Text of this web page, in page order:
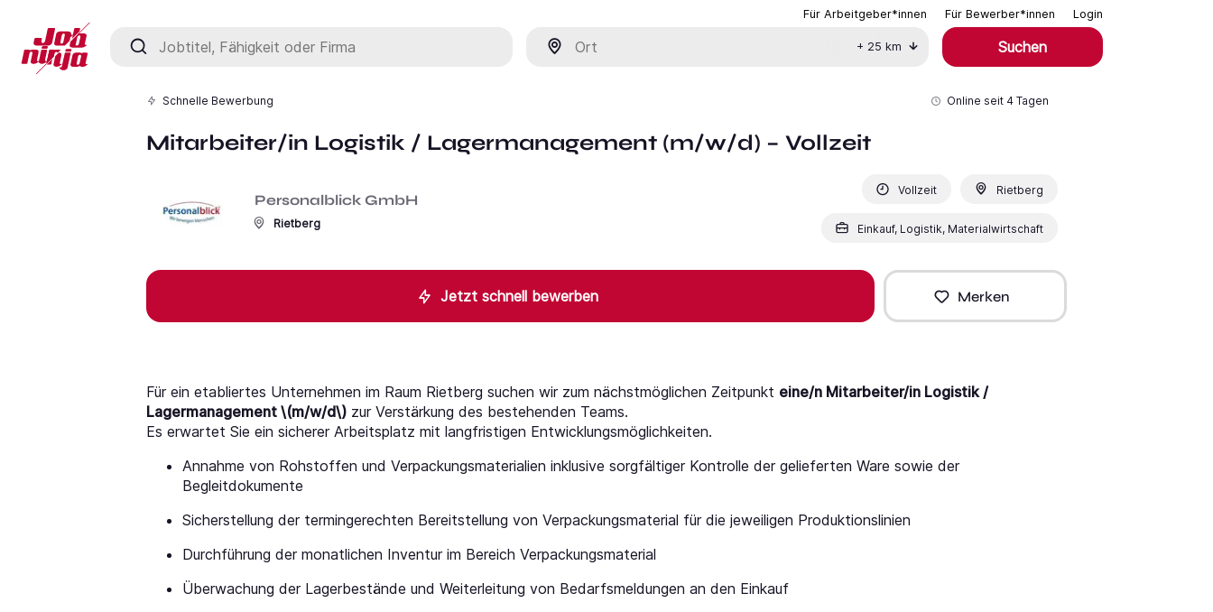
Für Arbeitgeber*innen Für Bewerber*innen Login
Jobtitel, Fähigkeit oder Firma
+ 25 km Suchen
Schnelle Bewerbung Online seit 4 Tagen
Mitarbeiter/in Logistik / Lagermanagement (m/w/d) – Vollzeit
Personalblick GmbH
Rietberg
Vollzeit Rietberg
Einkauf, Logistik, Materialwirtschaft
Jetzt schnell bewerben Merken
Für ein etabliertes Unternehmen im Raum Rietberg suchen wir zum nächstmöglichen Zeitpunkt eine/n Mitarbeiter/in Logistik /
Lagermanagement \(m/w/d\) zur Verstärkung des bestehenden Teams.
Es erwartet Sie ein sicherer Arbeitsplatz mit langfristigen Entwicklungsmöglichkeiten.
Annahme von Rohstoffen und Verpackungsmaterialien inklusive sorgfältiger Kontrolle der gelieferten Ware sowie der
Begleitdokumente
Sicherstellung der termingerechten Bereitstellung von Verpackungsmaterial für die jeweiligen Produktionslinien
Durchführung der monatlichen Inventur im Bereich Verpackungsmaterial
Überwachung der Lagerbestände und Weiterleitung von Bedarfsmeldungen an den Einkauf